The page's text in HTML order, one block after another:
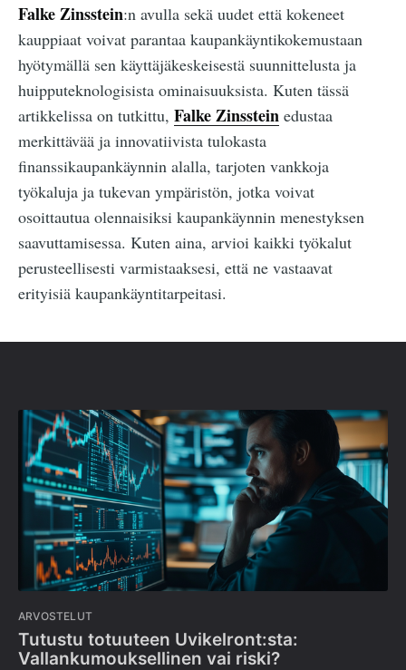
Falke Zinsstein:n avulla sekä uudet että kokeneet
kauppiaat voivat parantaa kaupankäyntikokemustaan
hyötymällä sen käyttäjäkeskeisestä suunnittelusta ja
huipputeknologisista ominaisuuksista. Kuten tässä
artikkelissa on tutkittu, Falke Zinsstein edustaa
merkittävää ja innovatiivista tulokasta
finanssikaupankäynnin alalla, tarjoten vankkoja
työkaluja ja tukevan ympäristön, jotka voivat
osoittautua olennaisiksi kaupankäynnin menestyksen
saavuttamisessa. Kuten aina, arvioi kaikki työkalut
perusteellisesti varmistaaksesi, että ne vastaavat
erityisiä kaupankäyntitarpeitasi.
ARVOSTELUT
Tutustu totuuteen Uvikelront:sta:
Vallankumouksellinen vai riski?